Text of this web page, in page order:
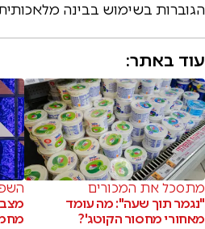
הגוברות בשימוש בבינה
עוד באתר:
מתסכל את המכורים
"נגמר תוך שעה": מה עומד
מאחורי מחסור הקוטג'?